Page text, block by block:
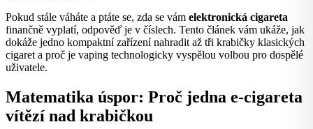
Pokud stále váháte a ptáte se, zda se vám elektronická cigareta
finančně vyplatí, odpověď je v číslech. Tento článek vám ukáže, jak
dokáže jedno kompaktní zařízení nahradit až tři krabičky klasických
cigaret a proč je vaping technologicky vyspělou volbou pro dospělé
uživatele.
Matematika úspor: Proč jedna e-cigareta
vítězí nad krabičkou